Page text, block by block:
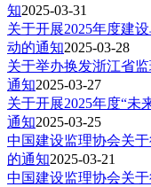
知2025-03-31
关于开展2025年度建
动的通知2025-03-28
关于举办换发浙江省
通知2025-03-27
关于开展2025年度“未
通知2025-03-25
中国建设监理协会关于
的通知2025-03-21
中国建设监理协会关